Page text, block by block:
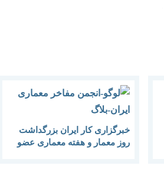
خبرگزاری کار ایران بزرگداشت
روز معمار و هفته معماری عضو